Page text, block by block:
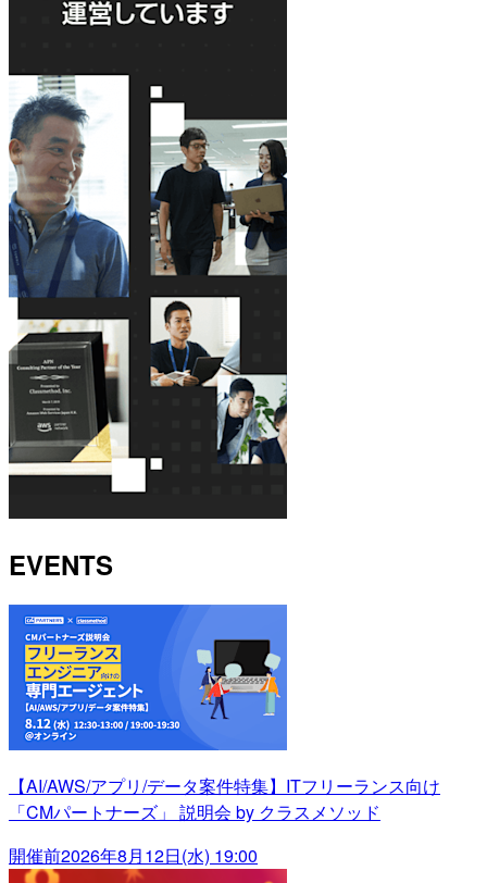
EVENTS
【AI/AWS/アプリ/データ案件特集】ITフリーランス向け
「CMパートナーズ」 説明会 by クラスメソッド
開催前2026年8月12日(水) 19:00